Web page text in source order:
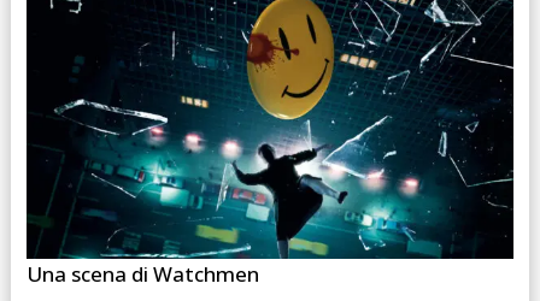
Una scena di Watchmen